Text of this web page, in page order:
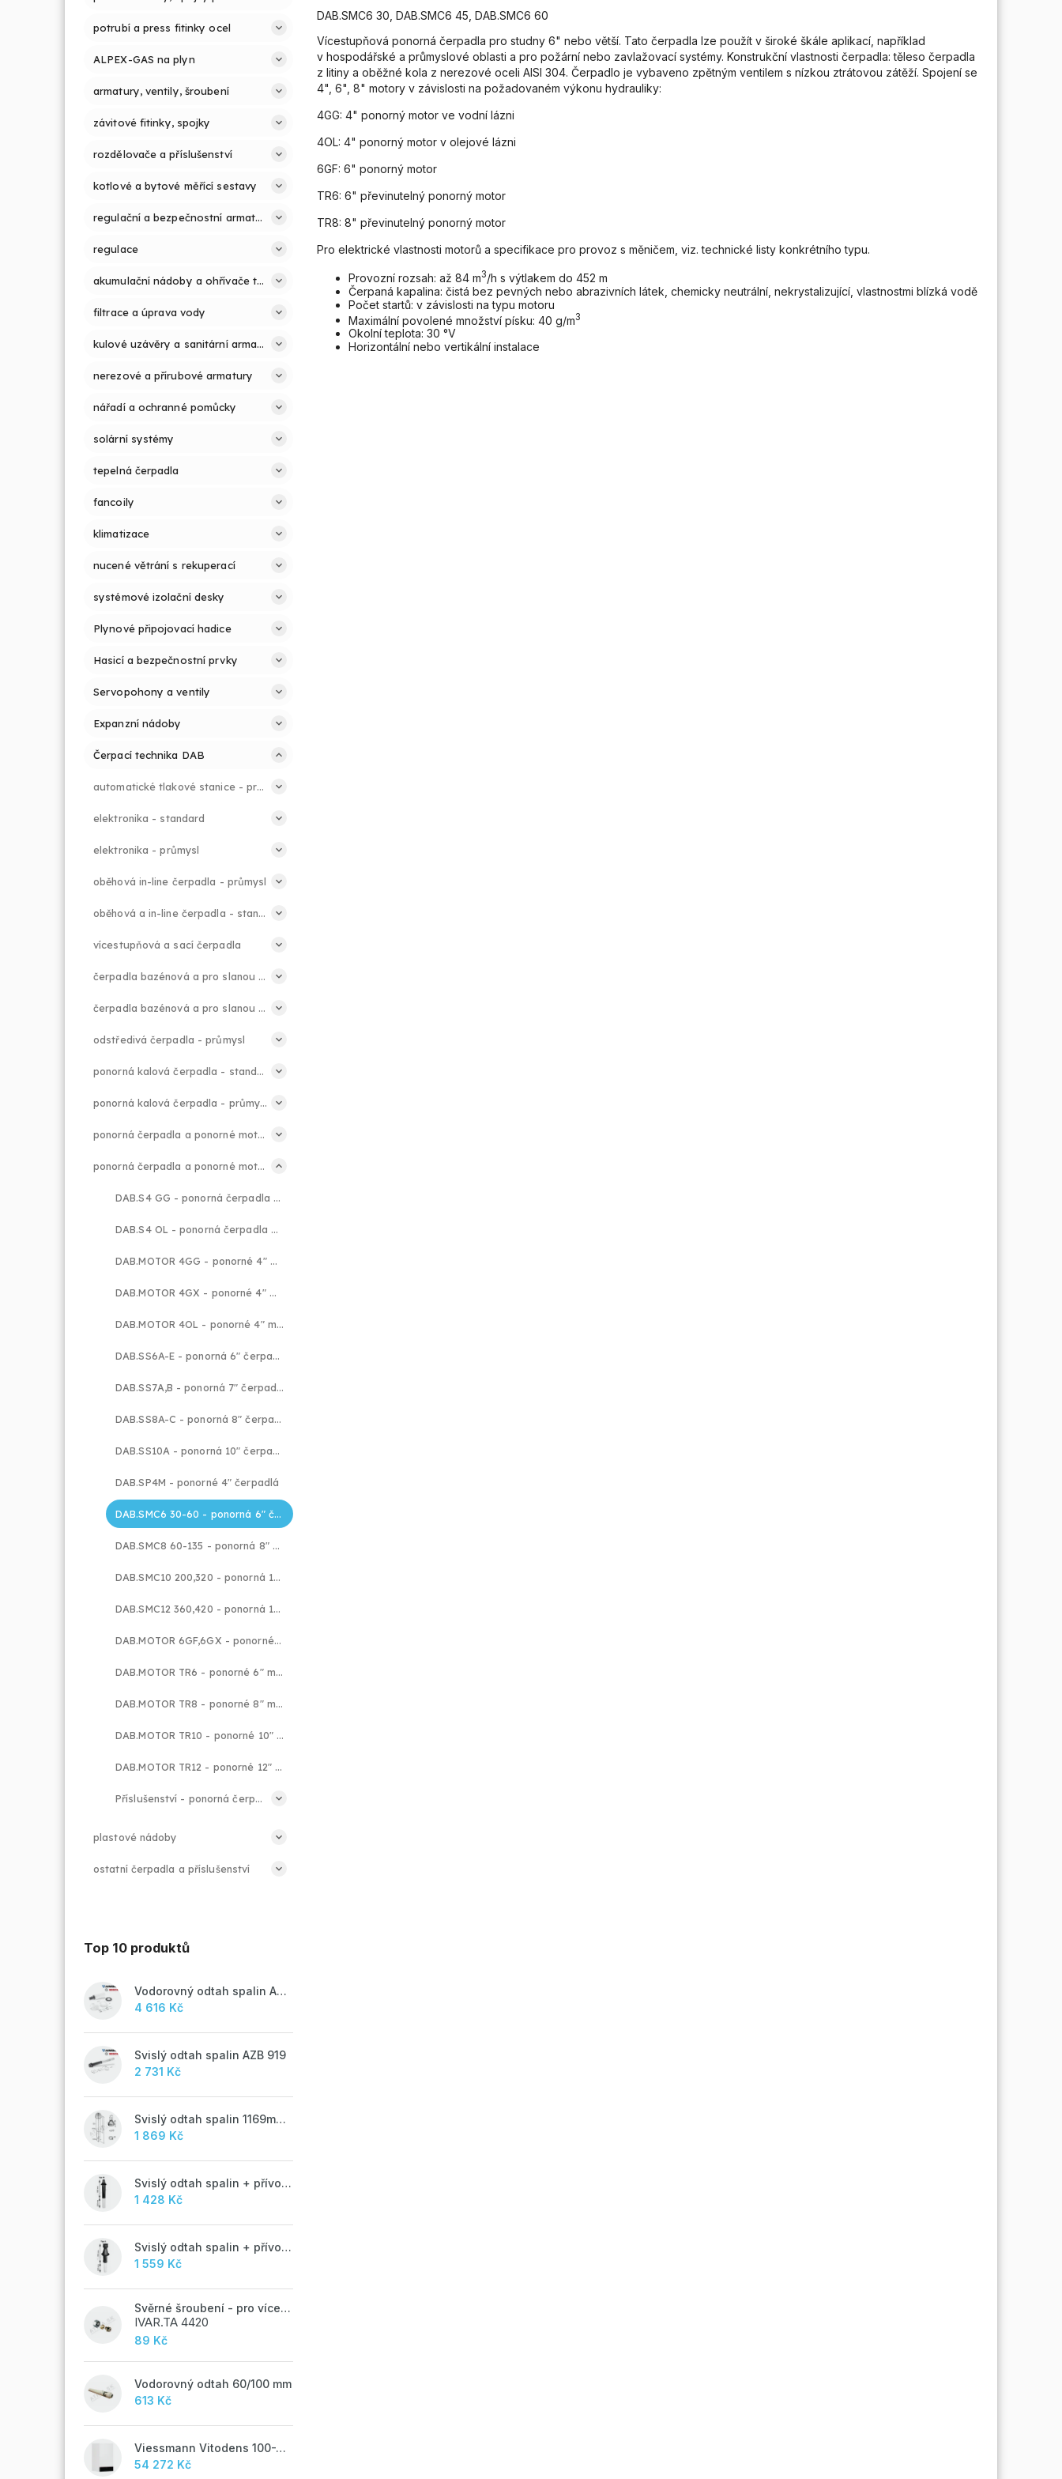
potrubí a press fitinky ocel
ALPEX-GAS na plyn
armatury, ventily, šroubení
závitové fitinky, spojky
rozdělovače a příslušenství
kotlové a bytové měřící sestavy
regulační a bezpečnostní armatury
regulace
akumulační nádoby a ohřívače teplé vody
filtrace a úprava vody
kulové uzávěry a sanitární armatury
nerezové a přírubové armatury
nářadí a ochranné pomůcky
solární systémy
tepelná čerpadla
fancoily
klimatizace
nucené větrání s rekuperací
systémové izolační desky
Plynové připojovací hadice
Hasicí a bezpečnostní prvky
Servopohony a ventily
Expanzní nádoby
Čerpací technika DAB
automatické tlakové stanice - průmysl
elektronika - standard
elektronika - průmysl
oběhová in-line čerpadla - průmysl
oběhová a in-line čerpadla - standard
vícestupňová a sací čerpadla
čerpadla bazénová a pro slanou vodu - standard
čerpadla bazénová a pro slanou vodu - průmysl
odstředivá čerpadla - průmysl
ponorná kalová čerpadla - standard
ponorná kalová čerpadla - průmysl
ponorná čerpadla a ponorné motory - standard
ponorná čerpadla a ponorné motory - průmysl
DAB.S4 GG - ponorná čerpadla 4" s vodní náplní motoru
DAB.S4 OL - ponorná čerpadla 4" s olejovou náplní motoru
DAB.MOTOR 4GG - ponorné 4" motory
DAB.MOTOR 4GX - ponorné 4" motory
DAB.MOTOR 4OL - ponorné 4" motory
DAB.SS6A-E - ponorná 6" čerpadla do vrtů a studní
DAB.SS7A,B - ponorná 7" čerpadla do vrtů a studní
DAB.SS8A-C - ponorná 8" čerpadla do vrtů a studní
DAB.SS10A - ponorná 10" čerpadla do vrtů a studní
DAB.SP4M - ponorné 4" čerpadlá
DAB.SMC6 30-60 - ponorná 6" čerpadla
DAB.SMC8 60-135 - ponorná 8" čerpadla
DAB.SMC10 200,320 - ponorná 10" čerpadla
DAB.SMC12 360,420 - ponorná 12" čerpadla
DAB.MOTOR 6GF,6GX - ponorné 6" motory
DAB.MOTOR TR6 - ponorné 6" motory
DAB.MOTOR TR8 - ponorné 8" motory
DAB.MOTOR TR10 - ponorné 10" motory
DAB.MOTOR TR12 - ponorné 12" motory
Příslušenství - ponorná čerpadla a ponorné motory
plastové nádoby
ostatní čerpadla a příslušenství
Top 10 produktů
Vodorovný odtah spalin AZB 918
4 616 Kč
Svislý odtah spalin AZB 919
2 731 Kč
Svislý odtah spalin 1169mm, AZB 917
1 869 Kč
Svislý odtah spalin + přívod vzduchu 60/100 mm - M
1 428 Kč
Svislý odtah spalin + přívod vzduchu 60/100 mm - A
1 559 Kč
Svěrné šroubení - pro vícevrstvé potrubí ALPEX - 16x2 ALU-EK
IVAR.TA 4420
89 Kč
Vodorovný odtah 60/100 mm
613 Kč
Viessmann Vitodens 100-W, 19 kW
54 272 Kč
DAB.SMC6 30, DAB.SMC6 45, DAB.SMC6 60
Vícestupňová ponorná čerpadla pro studny 6" nebo větší. Tato čerpadla lze použít v široké škále aplikací, například
v hospodářské a průmyslové oblasti a pro požární nebo zavlažovací systémy. Konstrukční vlastnosti čerpadla: těleso čerpadla
z litiny a oběžné kola z nerezové oceli AISI 304. Čerpadlo je vybaveno zpětným ventilem s nízkou ztrátovou zátěží. Spojení se
4", 6", 8" motory v závislosti na požadovaném výkonu hydrauliky:
4GG: 4" ponorný motor ve vodní lázni
4OL: 4" ponorný motor v olejové lázni
6GF: 6" ponorný motor
TR6: 6" převinutelný ponorný motor
TR8: 8" převinutelný ponorný motor
Pro elektrické vlastnosti motorů a specifikace pro provoz s měničem, viz. technické listy konkrétního typu.
Provozní rozsah: až 84 m3/h s výtlakem do 452 m
Čerpaná kapalina: čistá bez pevných nebo abrazivních látek, chemicky neutrální, nekrystalizující, vlastnostmi blízká vodě
Počet startů: v závislosti na typu motoru
Maximální povolené množství písku: 40 g/m3
Okolní teplota: 30 °V
Horizontální nebo vertikální instalace